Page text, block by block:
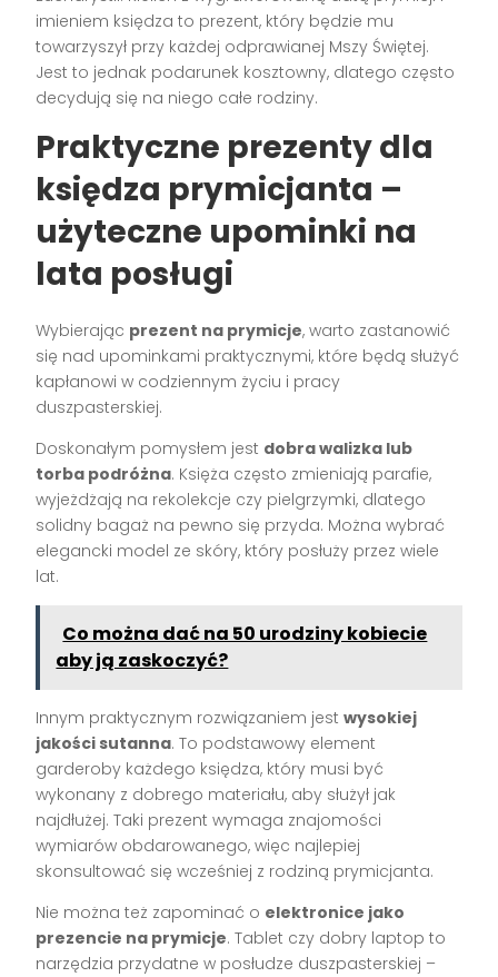
imieniem księdza to prezent, który będzie mu
towarzyszył przy każdej odprawianej Mszy Świętej.
Jest to jednak podarunek kosztowny, dlatego często
decydują się na niego całe rodziny.
Praktyczne prezenty dla
księdza prymicjanta –
użyteczne upominki na
lata posługi
Wybierając prezent na prymicje, warto zastanowić
się nad upominkami praktycznymi, które będą służyć
kapłanowi w codziennym życiu i pracy
duszpasterskiej.
Doskonałym pomysłem jest dobra walizka lub
torba podróżna. Księża często zmieniają parafie,
wyjeżdżają na rekolekcje czy pielgrzymki, dlatego
solidny bagaż na pewno się przyda. Można wybrać
elegancki model ze skóry, który posłuży przez wiele
lat.
Co można dać na 50 urodziny kobiecie
aby ją zaskoczyć?
Innym praktycznym rozwiązaniem jestwysokiej
jakości sutanna. To podstawowy element
garderoby każdego księdza, który musi być
wykonany z dobrego materiału, aby służył jak
najdłużej. Taki prezent wymaga znajomości
wymiarów obdarowanego, więc najlepiej
skonsultować się wcześniej z rodziną prymicjanta.
Nie można też zapominać o elektronice jako
prezencie na prymicje. Tablet czy dobry laptop to
narzędzia przydatne w posłudze duszpasterskiej –